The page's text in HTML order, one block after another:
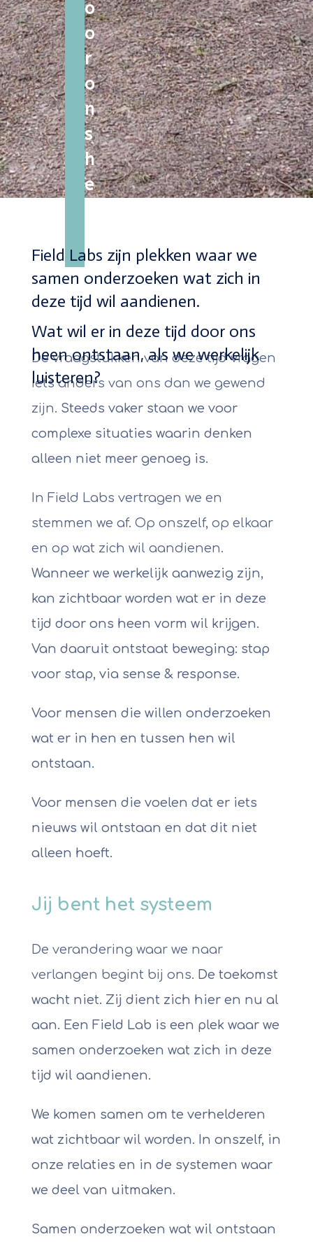
o
o
r
o
n
s
h
e
Field Labs zijn plekken waar we
samen onderzoeken wat zich in
deze tijd wil aandienen.
Wat wil er in deze tijd door ons
heen ontstaan, als we werkelijk
luisteren?
De vraagstukken van deze tijd vragen
iets anders van ons dan we gewend
zijn. Steeds vaker staan we voor
complexe situaties waarin denken
alleen niet meer genoeg is.
In Field Labs vertragen we en
stemmen we af. Op onszelf, op elkaar
en op wat zich wil aandienen.
Wanneer we werkelijk aanwezig zijn,
kan zichtbaar worden wat er in deze
tijd door ons heen vorm wil krijgen.
Van daaruit ontstaat beweging: stap
voor stap, via sense & response.
Voor mensen die willen onderzoeken
wat er in hen en tussen hen wil
ontstaan.
Voor mensen die voelen dat er iets
nieuws wil ontstaan en dat dit niet
alleen hoeft.
Jij bent het systeem
De verandering waar we naar
verlangen begint bij ons. De toekomst
wacht niet. Zij dient zich hier en nu al
aan. Een Field Lab is een plek waar we
samen onderzoeken wat zich in deze
tijd wil aandienen.
We komen samen om te verhelderen
wat zichtbaar wil worden. In onszelf, in
onze relaties en in de systemen waar
we deel van uitmaken.
Samen onderzoeken wat wil ontstaan